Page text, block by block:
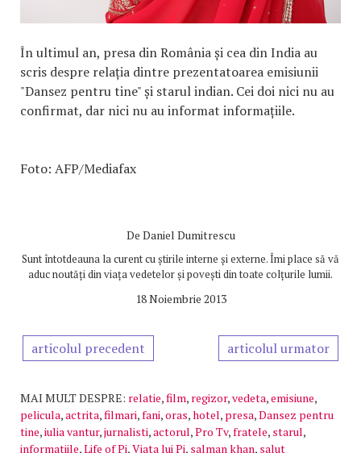
În ultimul an, presa din România și cea din India au
scris despre relația dintre prezentatoarea emisiunii
"Dansez pentru tine" și starul indian. Cei doi nici nu au
confirmat, dar nici nu au informat informațiile.
Foto: AFP/Mediafax
De Daniel Dumitrescu
Sunt întotdeauna la curent cu știrile interne și externe. Îmi place să vă
aduc noutăți din viața vedetelor și povești din toate colțurile lumii.
18 Noiembrie 2013
articolul precedent articolul urmator
MAI MULT DESPRE: relatie,film, regizor,vedeta,emisiune,
pelicula,actrita,filmari,fani,oras,hotel, presa,Dansez pentru
tine,iulia vantur,jurnalisti,actorul,Pro Tv,fratele, starul,
informatiile,Life of Pi,Viata lui Pi, salman khan, salut